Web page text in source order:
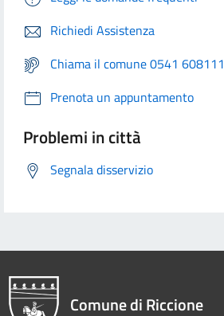
Richiedi Assistenza
Chiama il comune 0541 608111
Prenota un appuntamento
Problemi in città
Segnala disservizio
Comune di Riccione